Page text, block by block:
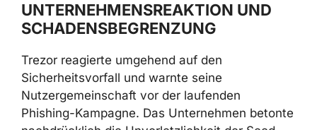
UNTERNEHMENSREAKTION UND
SCHADENSBEGRENZUNG
Trezor reagierte umgehend auf den
Sicherheitsvorfall und warnte seine
Nutzergemeinschaft vor der laufenden
Phishing-Kampagne. Das Unternehmen betonte